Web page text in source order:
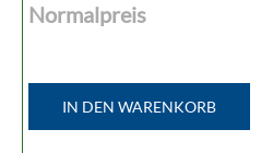
Normalpreis
IN DEN WARENKORB